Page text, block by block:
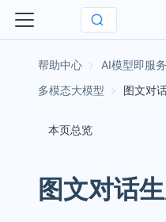
AI模型即服务
多模态大模型
图文对
本页总览
图文对话